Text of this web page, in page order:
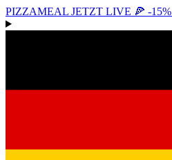
PIZZAMEAL JETZT LIVE 🍕 -15%